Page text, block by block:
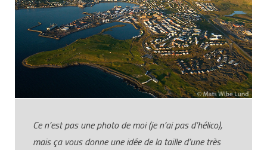
Ce n’est pas une photo de moi (je n’ai pas d’hélico),
mais ça vous donne une idée de la taille d’une très